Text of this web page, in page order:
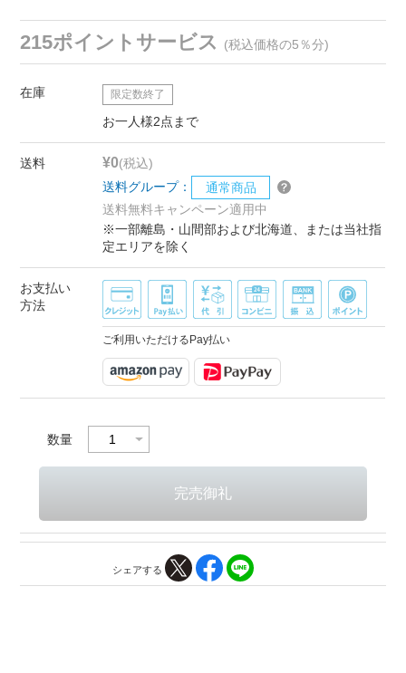
215ポイントサービス (税込価格の5％分)
在庫 限定数終了
お一人様2点まで
送料 ¥0(税込)
送料グループ：
通常商品
送料無料キャンペーン適用中
※一部離島・山間部および北海道、または当社指
定エリアを除く
お支払い
方法
ご利用いただけるPay払い
数量
シェアする